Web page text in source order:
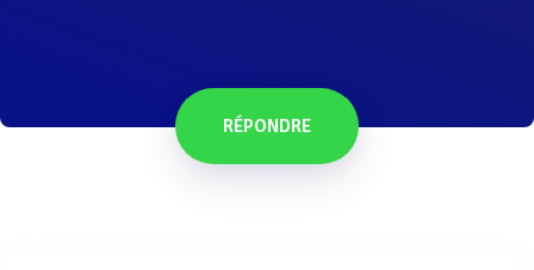
RÉPONDRE